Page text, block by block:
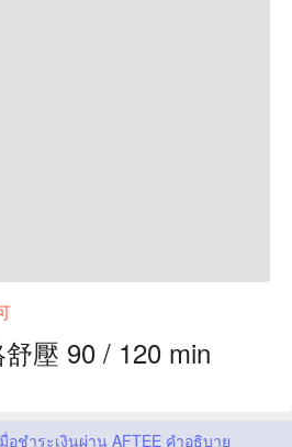
壓 90 / 120 min
ชำระเงินผ่าน AFTEE คำอธิบาย